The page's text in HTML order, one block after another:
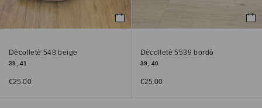
Dècolletè 548 beige
39, 41
€25.00
Dècolletè 5539 bordò
39, 40
€25.00